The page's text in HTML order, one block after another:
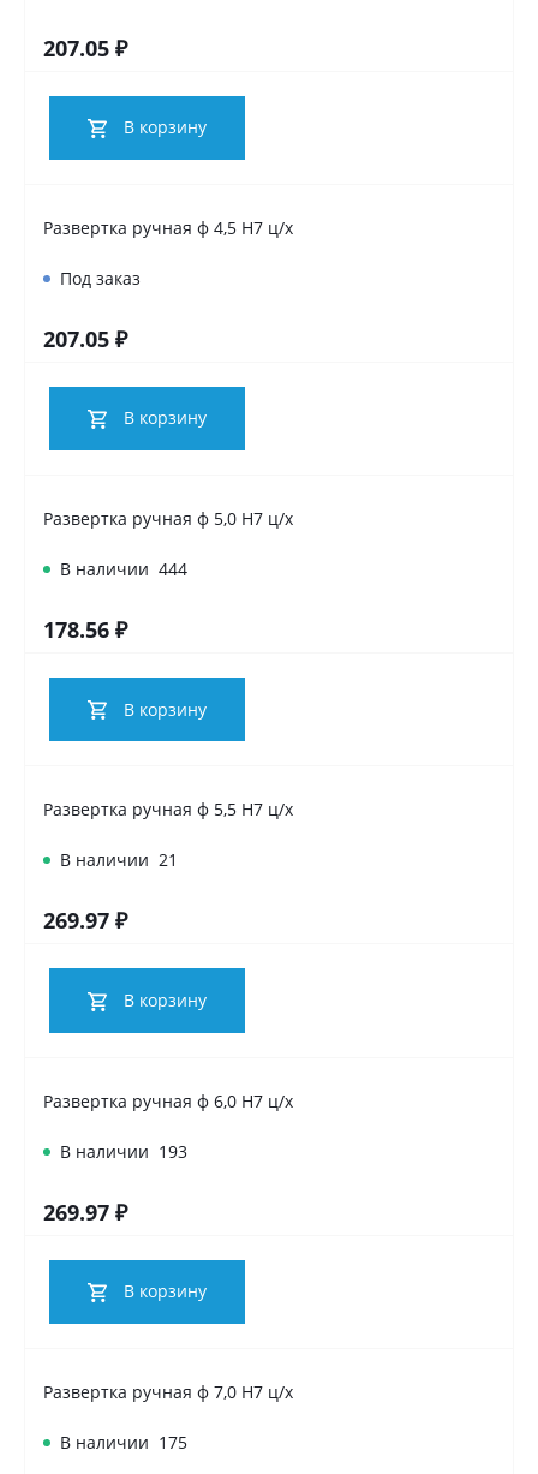
207.05 ₽
В корзину
Развертка ручная ф 4,5 Н7 ц/х
Под заказ
207.05 ₽
В корзину
Развертка ручная ф 5,0 Н7 ц/х
В наличии 444
178.56 ₽
В корзину
Развертка ручная ф 5,5 Н7 ц/х
В наличии 21
269.97 ₽
В корзину
Развертка ручная ф 6,0 Н7 ц/х
В наличии 193
269.97 ₽
В корзину
Развертка ручная ф 7,0 Н7 ц/х
В наличии 175